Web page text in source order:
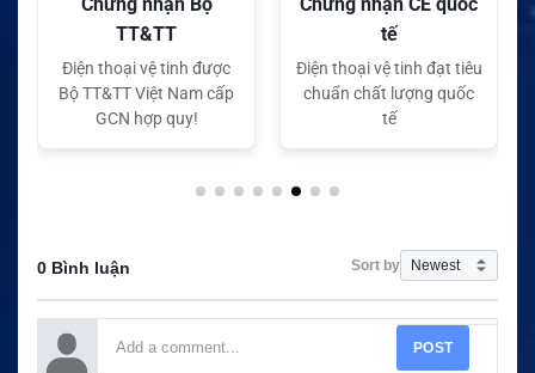
TT&TT
Điện thoại vệ tinh được
Bộ TT&TT Việt Nam cấp
GCN hợp quy!
tế
Điện thoại vệ tinh đạt tiêu
chuẩn chất lượng quốc
tế
0 Bình luận Sort by
POST